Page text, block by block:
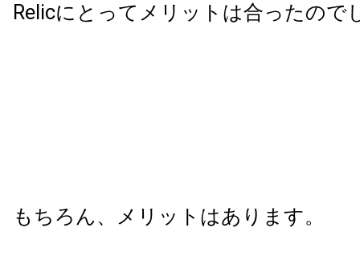
Relicにとってメリットは合ったので
もちろん、メリットはあります。